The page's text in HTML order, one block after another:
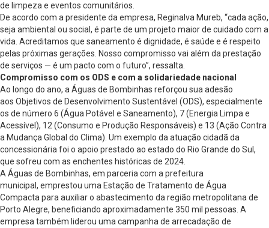
de limpeza e eventos comunitários.
De acordo com a presidente da empresa, Reginalva Mureb, “cada ação,
seja ambiental ou social, é parte de um projeto maior de cuidado com a
vida. Acreditamos que saneamento é dignidade, é saúde e é respeito
pelas próximas gerações. Nosso compromisso vai além da prestação
de serviços — é um pacto com o futuro”, ressalta.
Compromisso com os ODS e com a solidariedade nacional
Ao longo do ano, a Águas de Bombinhas reforçou sua adesão
aos Objetivos de Desenvolvimento Sustentável (ODS), especialmente
os de número 6 (Água Potável e Saneamento), 7 (Energia Limpa e
Acessível), 12 (Consumo e Produção Responsáveis) e 13 (Ação Contra
a Mudança Global do Clima). Um exemplo da atuação cidadã da
concessionária foi o apoio prestado ao estado do Rio Grande do Sul,
que sofreu com as enchentes históricas de 2024.
A Águas de Bombinhas, em parceria com a prefeitura
municipal, emprestou uma Estação de Tratamento de Água
Compacta para auxiliar o abastecimento da região metropolitana de
Porto Alegre, beneficiando aproximadamente 350 mil pessoas. A
empresa também liderou uma campanha de arrecadação de